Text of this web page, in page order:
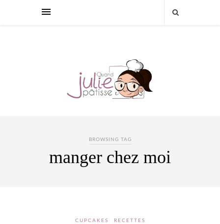
BROWSING TAG
manger chez moi
CUPCAKES RECETTES